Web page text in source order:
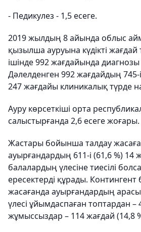
- Педикулез - 1,5 есеге.
2019 жылдың 8 айында облыс
қызылша ауруына күдікті жағдай
ішінде 992 жағдайында диагнозы
Дәлелденген 992 жағдайдың
247 жағдайы клиникалық түрде
Ауру көрсеткіші орта
салыстырғанда 2,6 есеге жоғары.
Жастары бойынша талдау
ауырғандардың 611-і (61,6 %) 14
балалардың үлесіне тиесілі
ересектерді құрады.
жасағанда ауырғандардың
үлесі ұйымдаспаған топтардан –
жұмыссыздар – 114 жағдай (14,8